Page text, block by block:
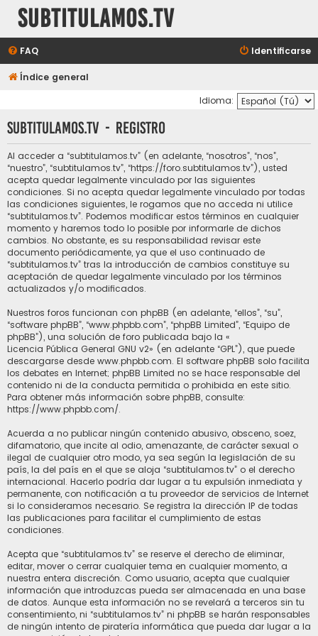
subtitulamos.tv
FAQ Identificarse
Índice general
Idioma:
subtitulamos.tv - Registro
Al acceder a “subtitulamos.tv” (en adelante, “nosotros”, “nos”,
“nuestro”, “subtitulamos.tv”, “https://foro.subtitulamos.tv”), usted
acepta quedar legalmente vinculado por las siguientes
condiciones. Si no acepta quedar legalmente vinculado por todas
las condiciones siguientes, le rogamos que no acceda ni utilice
“subtitulamos.tv”. Podemos modificar estos términos en cualquier
momento y haremos todo lo posible por informarle de dichos
cambios. No obstante, es su responsabilidad revisar este
documento periódicamente, ya que el uso continuado de
“subtitulamos.tv” tras la introducción de cambios constituye su
aceptación de quedar legalmente vinculado por los términos
actualizados y/o modificados.
Nuestros foros funcionan con phpBB (en adelante, “ellos”, “su”,
“software phpBB”, “www.phpbb.com”, “phpBB Limited”, “Equipo de
phpBB”), una solución de foro publicada bajo la «
Licencia Pública General GNU v2» (en adelante “GPL”), que puede
descargarse desde www.phpbb.com. El software phpBB solo facilita
los debates en Internet; phpBB Limited no se hace responsable del
contenido ni de la conducta permitida o prohibida en este sitio.
Para obtener más información sobre phpBB, consulte:
https://www.phpbb.com/.
Acuerda a no publicar ningún contenido abusivo, obsceno, soez,
difamatorio, que incite al odio, amenazante, de carácter sexual o
ilegal de cualquier otro modo, ya sea según la legislación de su
país, la del país en el que se aloja “subtitulamos.tv” o el derecho
internacional. Hacerlo podría dar lugar a tu expulsión inmediata y
permanente, con notificación a tu proveedor de servicios de Internet
si lo consideramos necesario. Se registra la dirección IP de todas
las publicaciones para facilitar el cumplimiento de estas
condiciones.
Acepta que “subtitulamos.tv” se reserve el derecho de eliminar,
editar, mover o cerrar cualquier tema en cualquier momento, a
nuestra entera discreción. Como usuario, acepta que cualquier
información que introduzcas pueda ser almacenada en una base
de datos. Aunque esta información no se revelará a terceros sin tu
consentimiento, ni “subtitulamos.tv” ni phpBB se harán responsables
de ningún intento de piratería informática que pueda dar lugar a la